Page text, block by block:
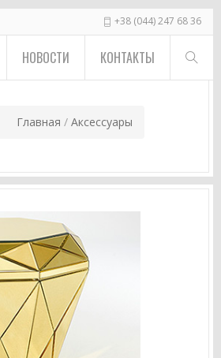
+38 (044) 247 68 36
НОВОСТИ КОНТАКТЫ
Главная / Аксессуары